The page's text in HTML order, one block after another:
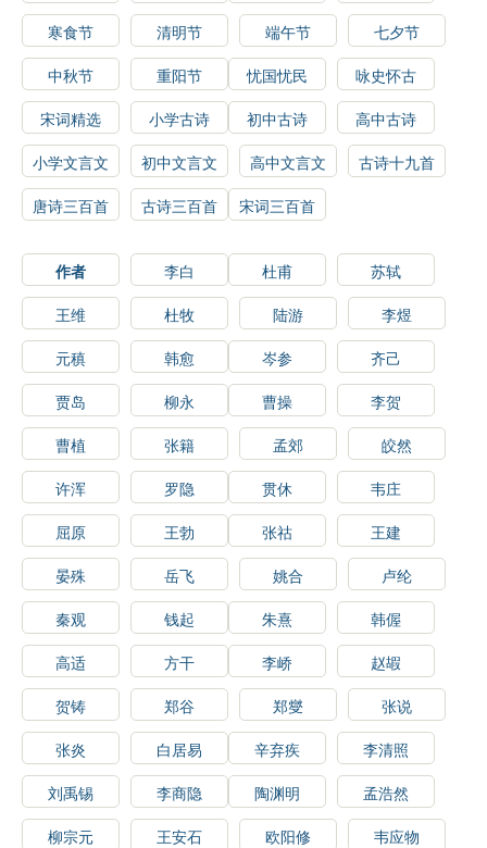
寒食节
清明节 端午节
七夕节
中秋节
重阳节 忧国忧民
咏史怀古
宋词精选
小学古诗 初中古诗
高中古诗
小学文言文
初中文言文 高中文言文
古诗十九首
唐诗三百首
古诗三百首 宋词三百首
作者 李白 杜甫
苏轼
王维
杜牧 陆游
李煜
元稹
韩愈 岑参
齐己
贾岛
柳永 曹操
李贺
曹植
张籍 孟郊
皎然
许浑
罗隐 贯休
韦庄
屈原
王勃 张祜
王建
晏殊
岳飞 姚合
卢纶
秦观
钱起 朱熹
韩偓
高适
方干 李峤
赵嘏
贺铸
郑谷 郑燮
张说
张炎
白居易 辛弃疾
李清照
刘禹锡
李商隐 陶渊明
孟浩然
柳宗元
王安石 欧阳修
韦应物